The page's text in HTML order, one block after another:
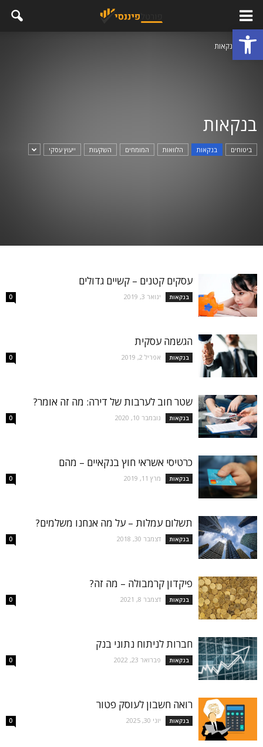
פתח סרגל נגישות
בית בנקאות
בנקאות
ביטוחים בנקאות הלוואות המומחים השקעות ייעוץ עסקי
עסקים קטנים – קשיים גדולים
בנקאות ינואר 3, 2019 0
הגשמה עסקית
בנקאות אפריל 2, 2019 0
שטר חוב לערבות של דירה: מה זה אומר?
בנקאות נובמבר 10, 2020 0
כרטיסי אשראי חוץ בנקאיים – מהם
בנקאות מרץ 11, 2019 0
תשלום עמלות – על מה אנחנו משלמים?
בנקאות דצמבר 30, 2018 0
פיקדון קרמבולה – מה זה?
בנקאות דצמבר 8, 2021 0
חברות לניתוח נתוני בנק
בנקאות פברואר 23, 2022 0
רואה חשבון לעוסק פטור
בנקאות יוני 30, 2025 0